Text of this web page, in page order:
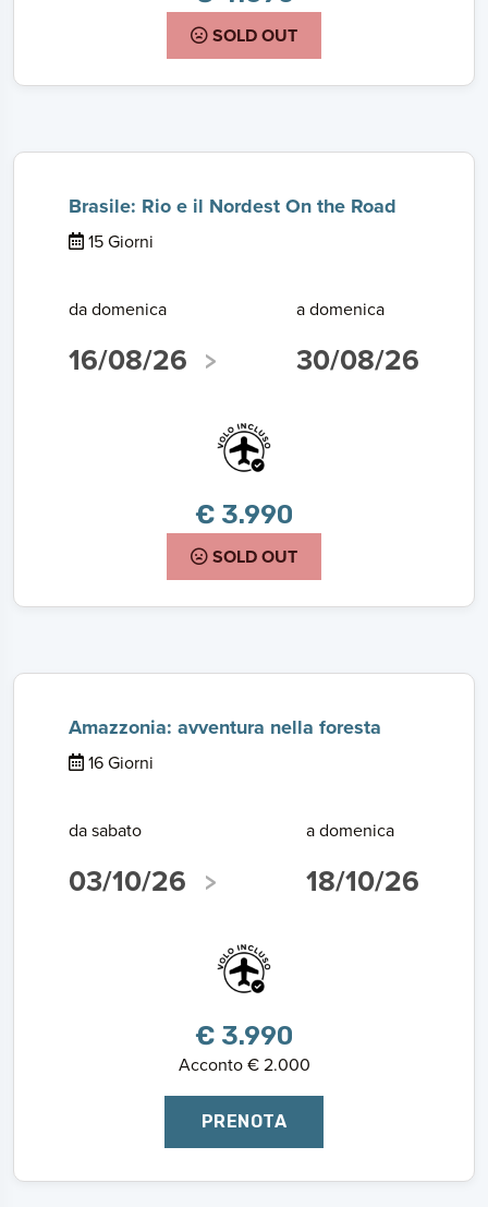
SOLD OUT
Brasile: Rio e il Nordest On the Road
15 Giorni
da domenica
16/08/26
a domenica
30/08/26
€ 3.990
SOLD OUT
Amazzonia: avventura nella foresta
16 Giorni
da sabato
03/10/26
a domenica
18/10/26
€ 3.990
Acconto € 2.000
PRENOTA